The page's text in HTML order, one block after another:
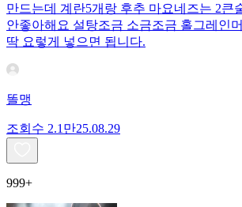
만드는데 계란5개랑 후추 마요네즈는 2큰
안좋아해요 설탕조금 소금조금 홀그레인
딱 요렇게 넣으면 됩니다.
똘맹
조회수 2.1만25.08.29
999+